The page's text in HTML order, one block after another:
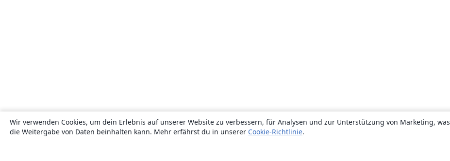
Wir verwenden Cookies, um dein Erlebnis auf unserer Website zu verbessern, für Analysen und zur Unterstützung von Marketing, was
die Weitergabe von Daten beinhalten kann. Mehr erfährst du in unserer Cookie-Richtlinie.